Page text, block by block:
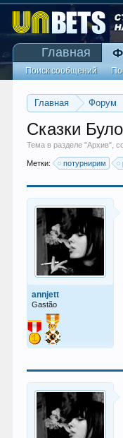
Главная Форум
Сказки
Тема в разделе "Архив",
Метки: потурнирим
annjett
Gastão
Главная
Поиск сообщений